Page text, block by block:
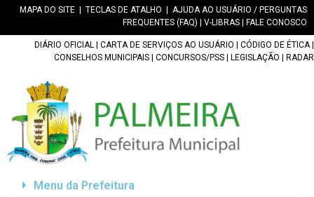
MAPA DO SITE TECLAS DE ATALHO
AJUDA AO USUÁRIO / PERGUNTAS
FREQUENTES (FAQ)
V-LIBRAS FALE CONOSCO
DIÁRIO OFICIAL CARTA DE SERVIÇOS AO USUÁRIO CÓDIGO DE ÉTICA|
CONSELHOS MUNICIPAIS
CONCURSOS/PSS LEGISLAÇÃO RADAR
Menu da Prefeitura